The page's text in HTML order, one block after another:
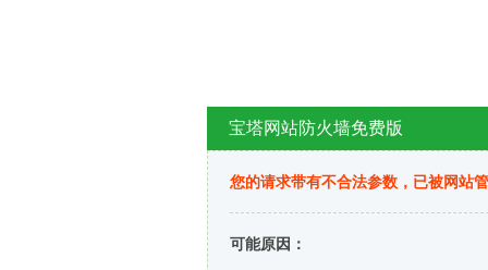
宝塔网站防火墙免费版
您的请求带有不合法参数，已被网站
可能原因：